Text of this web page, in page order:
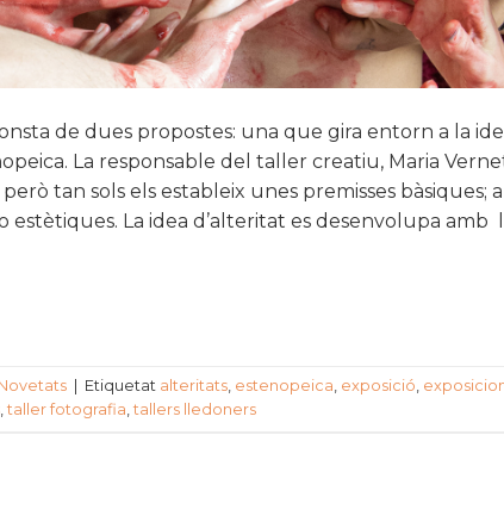
de dues propostes: una que gira entorn a la
La responsable del taller creatiu, Maria
tan sols els estableix unes premisses bàsiques;
La idea d’alteritat es desenvolupa amb
Etiquetat alteritats estenopeica exposició
taller fotografia tallers lledoners